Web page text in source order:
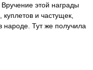
этой награды
и частущек,
Тут же получила